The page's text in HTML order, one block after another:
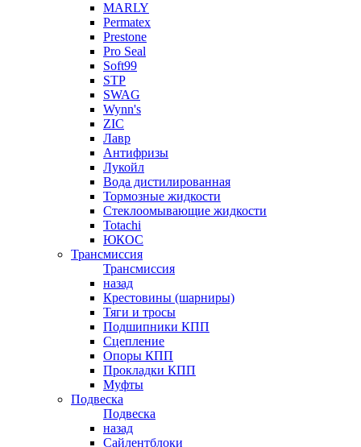
MARLY
Permatex
Prestone
Pro Seal
Soft99
STP
SWAG
Wynn's
ZIC
Лавр
Антифризы
Лукойл
Вода дистилированная
Тормозные жидкости
Стеклоомывающие жидкости
Totachi
ЮКОС
Трансмиссия
Трансмиссия
назад
Крестовины (шарниры)
Тяги и тросы
Подшипники КПП
Сцепление
Опоры КПП
Прокладки КПП
Муфты
Подвеска
Подвеска
назад
Сайлентблоки